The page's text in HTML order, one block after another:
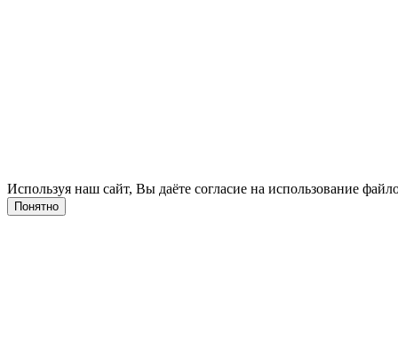
Используя наш сайт, Вы даёте согласие на использование
Понятно